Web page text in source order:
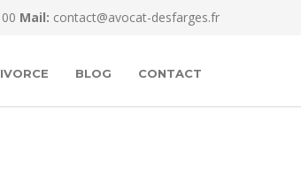
Mail: contact@avocat-desfarges.fr
BLOG CONTACT